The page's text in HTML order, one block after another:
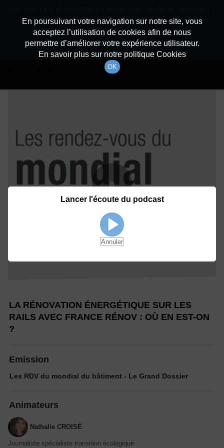
Détails De L'épisode
à 8h30
LA RÉNOVATION ÉNERGÉTIQUE SUR LES
RAILS AVEC FRANCE RÉNOV : OÙ EN EST-ON
?
Emission
Les RDV du mondial du bâtiment - Le Grand Dossier
Animateurs
Nathalie CROISÉ
Journaliste spécialiste transition écologique
En poursuivant votre navigation sur notre site, vous
acceptez l’utilisation de cookies afin de nous
permettre d’améliorer votre expérience utilisateur.
En savoir plus sur notre politique Cookies
OK
dessous pour l'installer.
Non merci Télécharger l'application
Lancer l'écoute du podcast
Annuler